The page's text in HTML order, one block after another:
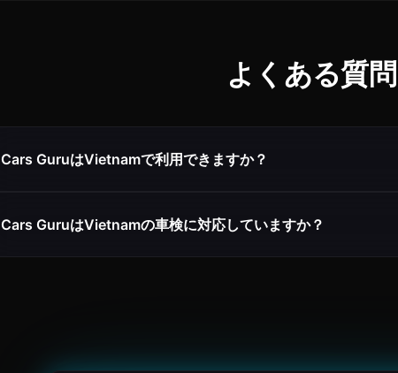
よくある質問
Cars GuruはVietnamで利用できますか？
Cars GuruはVietnamの車検に対応していますか？